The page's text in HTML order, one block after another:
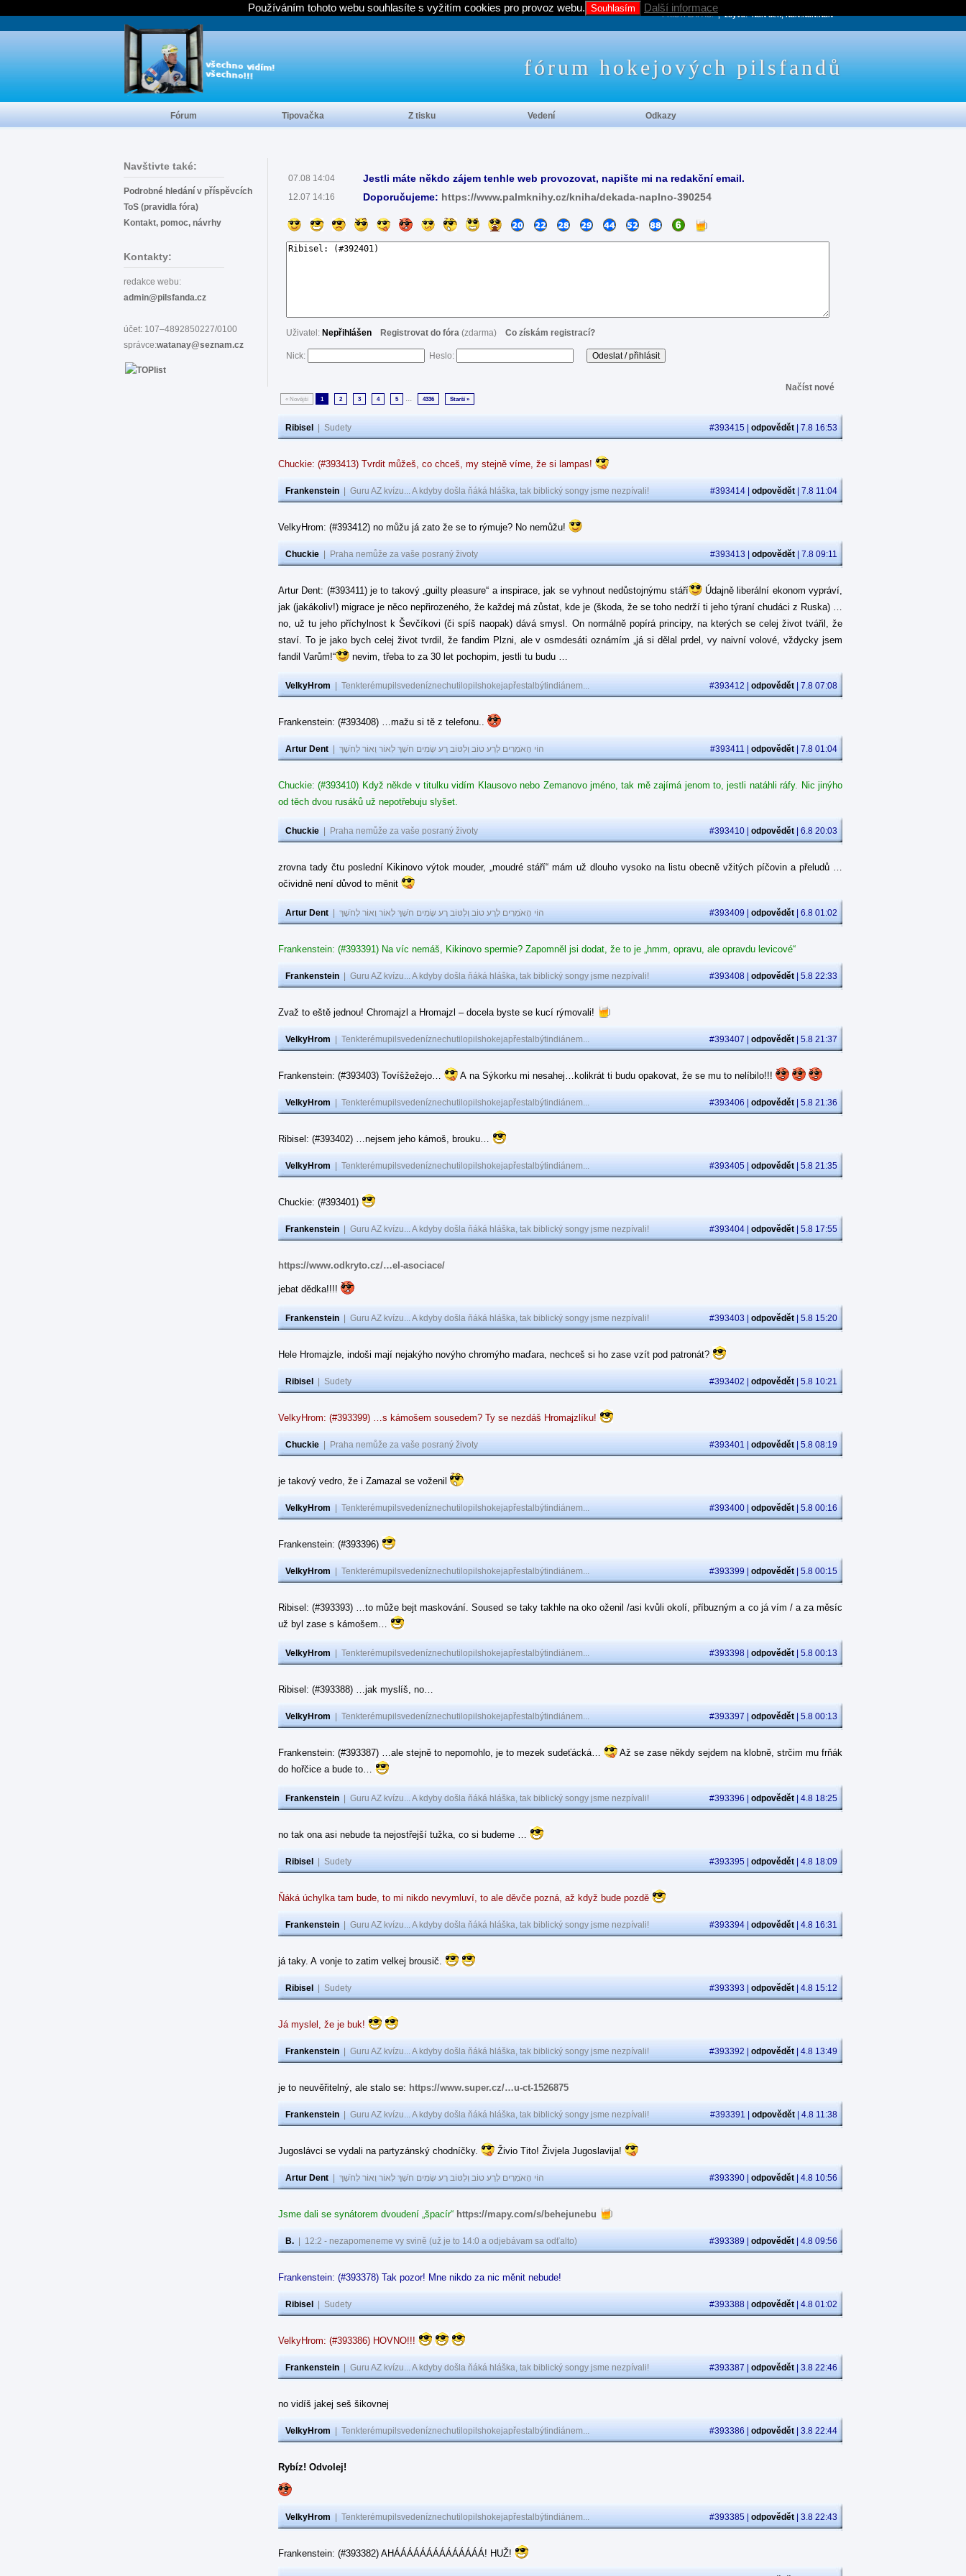
Navštivte také:
Podrobné hledání v příspěvcích
ToS (pravidla fóra)
Kontakt, pomoc, návrhy
Kontakty:
redakce webu:
admin@pilsfanda.cz
účet: 107–4892850227/0100
správce:watanay@seznam.cz
07.08 14:04 Jestli máte někdo zájem tenhle web provozovat, napište mi na redakční email.
12.07 14:16 Doporučujeme: https://www.palmknihy.cz/kniha/dekada-naplno-390254
Uživatel: Nepřihlášen Registrovat do fóra (zdarma) Co získám registrací?
Nick: Heslo:
Načíst nové
« Novější 1 2 3 4 5 ... 4336 Starší »
Ribisel Sudety #393415 | odpovědět | 7.8 16:53
Chuckie: (#393413) Tvrdit můžeš, co chceš, my stejně víme, že si lampas!
Frankenstein Guru AZ kvízu... A kdyby došla ňáká hláška, tak biblický songy jsme nezpívali! #393414 | odpovědět | 7.8 11:04
VelkyHrom: (#393412) no můžu já zato že se to rýmuje? No nemůžu!
Chuckie Praha nemůže za vaše posraný životy #393413 | odpovědět | 7.8 09:11
Artur Dent: (#393411) je to takový „guilty pleasure“ a inspirace, jak se vyhnout nedůstojnýmu stáří
Údajně liberální ekonom vypráví,
jak (jakákoliv!) migrace je něco nepřirozeného, že každej má zůstat, kde je (škoda, že se toho nedrží ti jeho týraní chudáci z Ruska) …
no, už tu jeho příchylnost k Ševčíkovi (či spíš naopak) dává smysl. On normálně popírá principy, na kterých se celej život tvářil, že
staví. To je jako bych celej život tvrdil, že fandim Plzni, ale v osmdesáti oznámím „já si dělal prdel, vy naivní volové, vždycky jsem
fandil Varům!“
nevim, třeba to za 30 let pochopim, jestli tu budu …
VelkyHrom Tenkterémupilsvedeníznechutilopilshokejapřestalbýtindiánem... #393412 | odpovědět | 7.8 07:08
Frankenstein: (#393408) …mažu si tě z telefonu..
Artur Dent הוֹי הָאֹמְרִים לָרַע טוֹב וְלַטּוֹב רָע שָׂמִים חֹשֶׁךְ לְאוֹר וְאוֹר לְחֹשֶׁךְ #393411 | odpovědět | 7.8 01:04
Chuckie: (#393410) Když někde v titulku vidím Klausovo nebo Zemanovo jméno, tak mě zajímá jenom to, jestli natáhli ráfy. Nic jinýho
od těch dvou rusáků už nepotřebuju slyšet.
Chuckie Praha nemůže za vaše posraný životy #393410 | odpovědět | 6.8 20:03
zrovna tady čtu poslední Kikinovo výtok mouder, „moudré stáří“ mám už dlouho vysoko na listu obecně vžitých píčovin a přeludů …
očividně není důvod to měnit
Artur Dent הוֹי הָאֹמְרִים לָרַע טוֹב וְלַטּוֹב רָע שָׂמִים חֹשֶׁךְ לְאוֹר וְאוֹר לְחֹשֶׁךְ #393409 | odpovědět | 6.8 01:02
Frankenstein: (#393391) Na víc nemáš, Kikinovo spermie? Zapomněl jsi dodat, že to je „hmm, opravu, ale opravdu levicové“
Frankenstein Guru AZ kvízu... A kdyby došla ňáká hláška, tak biblický songy jsme nezpívali! #393408 | odpovědět | 5.8 22:33
Zvaž to eště jednou! Chromajzl a Hromajzl – docela byste se kucí rýmovali!
VelkyHrom Tenkterémupilsvedeníznechutilopilshokejapřestalbýtindiánem... #393407 | odpovědět | 5.8 21:37
Frankenstein: (#393403) Tovíšžežejo… A na Sýkorku mi nesahej…kolikrát ti budu opakovat, že se mu to nelíbilo!!!
VelkyHrom Tenkterémupilsvedeníznechutilopilshokejapřestalbýtindiánem... #393406 | odpovědět | 5.8 21:36
Ribisel: (#393402) …nejsem jeho kámoš, brouku…
VelkyHrom Tenkterémupilsvedeníznechutilopilshokejapřestalbýtindiánem... #393405 | odpovědět | 5.8 21:35
Chuckie: (#393401)
Frankenstein Guru AZ kvízu... A kdyby došla ňáká hláška, tak biblický songy jsme nezpívali! #393404 | odpovědět | 5.8 17:55
https://www.odkryto.cz/…el-asociace/
jebat dědka!!!!
Frankenstein Guru AZ kvízu... A kdyby došla ňáká hláška, tak biblický songy jsme nezpívali! #393403 | odpovědět | 5.8 15:20
Hele Hromajzle, indoši mají nejakýho novýho chromýho maďara, nechceš si ho zase vzít pod patronát?
Ribisel Sudety #393402 | odpovědět | 5.8 10:21
VelkyHrom: (#393399) …s kámošem sousedem? Ty se nezdáš Hromajzlíku!
Chuckie Praha nemůže za vaše posraný životy #393401 | odpovědět | 5.8 08:19
je takový vedro, že i Zamazal se voženil
VelkyHrom Tenkterémupilsvedeníznechutilopilshokejapřestalbýtindiánem... #393400 | odpovědět | 5.8 00:16
Frankenstein: (#393396)
VelkyHrom Tenkterémupilsvedeníznechutilopilshokejapřestalbýtindiánem... #393399 | odpovědět | 5.8 00:15
Ribisel: (#393393) …to může bejt maskování. Soused se taky takhle na oko oženil /asi kvůli okolí, příbuzným a co já vím / a za měsíc
už byl zase s kámošem…
VelkyHrom Tenkterémupilsvedeníznechutilopilshokejapřestalbýtindiánem... #393398 | odpovědět | 5.8 00:13
Ribisel: (#393388) …jak myslíš, no…
VelkyHrom Tenkterémupilsvedeníznechutilopilshokejapřestalbýtindiánem... #393397 | odpovědět | 5.8 00:13
Frankenstein: (#393387) …ale stejně to nepomohlo, je to mezek sudeťácká…
Až se zase někdy sejdem na klobně, strčim mu frňák
do hořčice a bude to…
Frankenstein Guru AZ kvízu... A kdyby došla ňáká hláška, tak biblický songy jsme nezpívali! #393396 | odpovědět | 4.8 18:25
no tak ona asi nebude ta nejostřejší tužka, co si budeme …
Ribisel Sudety #393395 | odpovědět | 4.8 18:09
Ňáká úchylka tam bude, to mi nikdo nevymluví, to ale děvče pozná, až když bude pozdě
Frankenstein Guru AZ kvízu... A kdyby došla ňáká hláška, tak biblický songy jsme nezpívali! #393394 | odpovědět | 4.8 16:31
já taky. A vonje to zatim velkej brousič.
Ribisel Sudety #393393 | odpovědět | 4.8 15:12
Já myslel, že je buk!
Frankenstein Guru AZ kvízu... A kdyby došla ňáká hláška, tak biblický songy jsme nezpívali! #393392 | odpovědět | 4.8 13:49
je to neuvěřitelný, ale stalo se: https://www.super.cz/…u-ct-1526875
Frankenstein Guru AZ kvízu... A kdyby došla ňáká hláška, tak biblický songy jsme nezpívali! #393391 | odpovědět | 4.8 11:38
Jugoslávci se vydali na partyzánský chodníčky. Živio Tito! Živjela Jugoslavija!
Artur Dent הוֹי הָאֹמְרִים לָרַע טוֹב וְלַטּוֹב רָע שָׂמִים חֹשֶׁךְ לְאוֹר וְאוֹר לְחֹשֶׁךְ #393390 | odpovědět | 4.8 10:56
Jsme dali se synátorem dvoudení „špacír“ https://mapy.com/s/behejunebu
B. 12:2 - nezapomeneme vy svině (už je to 14:0 a odjebávam sa odťalto) #393389 | odpovědět | 4.8 09:56
Frankenstein: (#393378) Tak pozor! Mne nikdo za nic měnit nebude!
Ribisel Sudety #393388 | odpovědět | 4.8 01:02
VelkyHrom: (#393386) HOVNO!!!
Frankenstein Guru AZ kvízu... A kdyby došla ňáká hláška, tak biblický songy jsme nezpívali! #393387 | odpovědět | 3.8 22:46
no vidíš jakej seš šikovnej
VelkyHrom Tenkterémupilsvedeníznechutilopilshokejapřestalbýtindiánem... #393386 | odpovědět | 3.8 22:44
Rybíz! Odvolej!
VelkyHrom Tenkterémupilsvedeníznechutilopilshokejapřestalbýtindiánem... #393385 | odpovědět | 3.8 22:43
Frankenstein: (#393382) AHÁÁÁÁÁÁÁÁÁÁÁÁÁÁ! HUŽ!
PRÍŠTÍ ZÁPAS:, zbývá:NaN den, NaN:NaN:NaN
fórum hokejových pilsfandů
Fórum Tipovačka Z tisku Vedení Odkazy
Používáním tohoto webu souhlasíte s vyžitím cookies pro provoz webu. Souhlasím Další informace